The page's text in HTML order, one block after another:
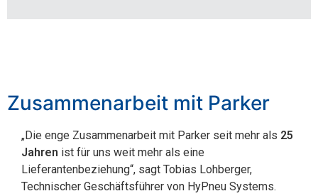
Zusammenarbeit mit Parker
„Die enge Zusammenarbeit mit Parker seit mehr als 25
Jahren ist für uns weit mehr als eine
Lieferantenbeziehung“, sagt Tobias Lohberger,
Technischer Geschäftsführer von HyPneu Systems.